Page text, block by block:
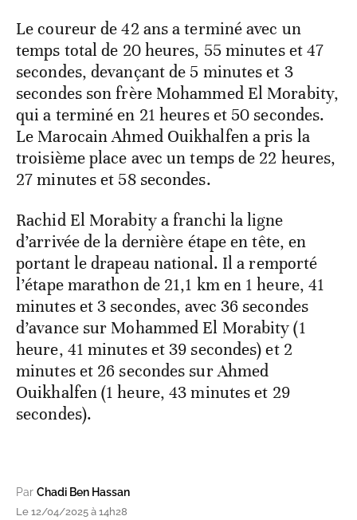
Le coureur de 42 ans a terminé avec un
temps total de 20 heures, 55 minutes et 47
secondes, devançant de 5 minutes et 3
secondes son frère Mohammed El Morabity,
qui a terminé en 21 heures et 50 secondes.
Le Marocain Ahmed Ouikhalfen a pris la
troisième place avec un temps de 22 heures,
27 minutes et 58 secondes.
Rachid El Morabity a franchi la ligne
d’arrivée de la dernière étape en tête, en
portant le drapeau national. Il a remporté
l’étape marathon de 21,1 km en 1 heure, 41
minutes et 3 secondes, avec 36 secondes
d’avance sur Mohammed El Morabity (1
heure, 41 minutes et 39 secondes) et 2
minutes et 26 secondes sur Ahmed
Ouikhalfen (1 heure, 43 minutes et 29
secondes).
Par Chadi Ben Hassan
Le 12/04/2025 à 14h28